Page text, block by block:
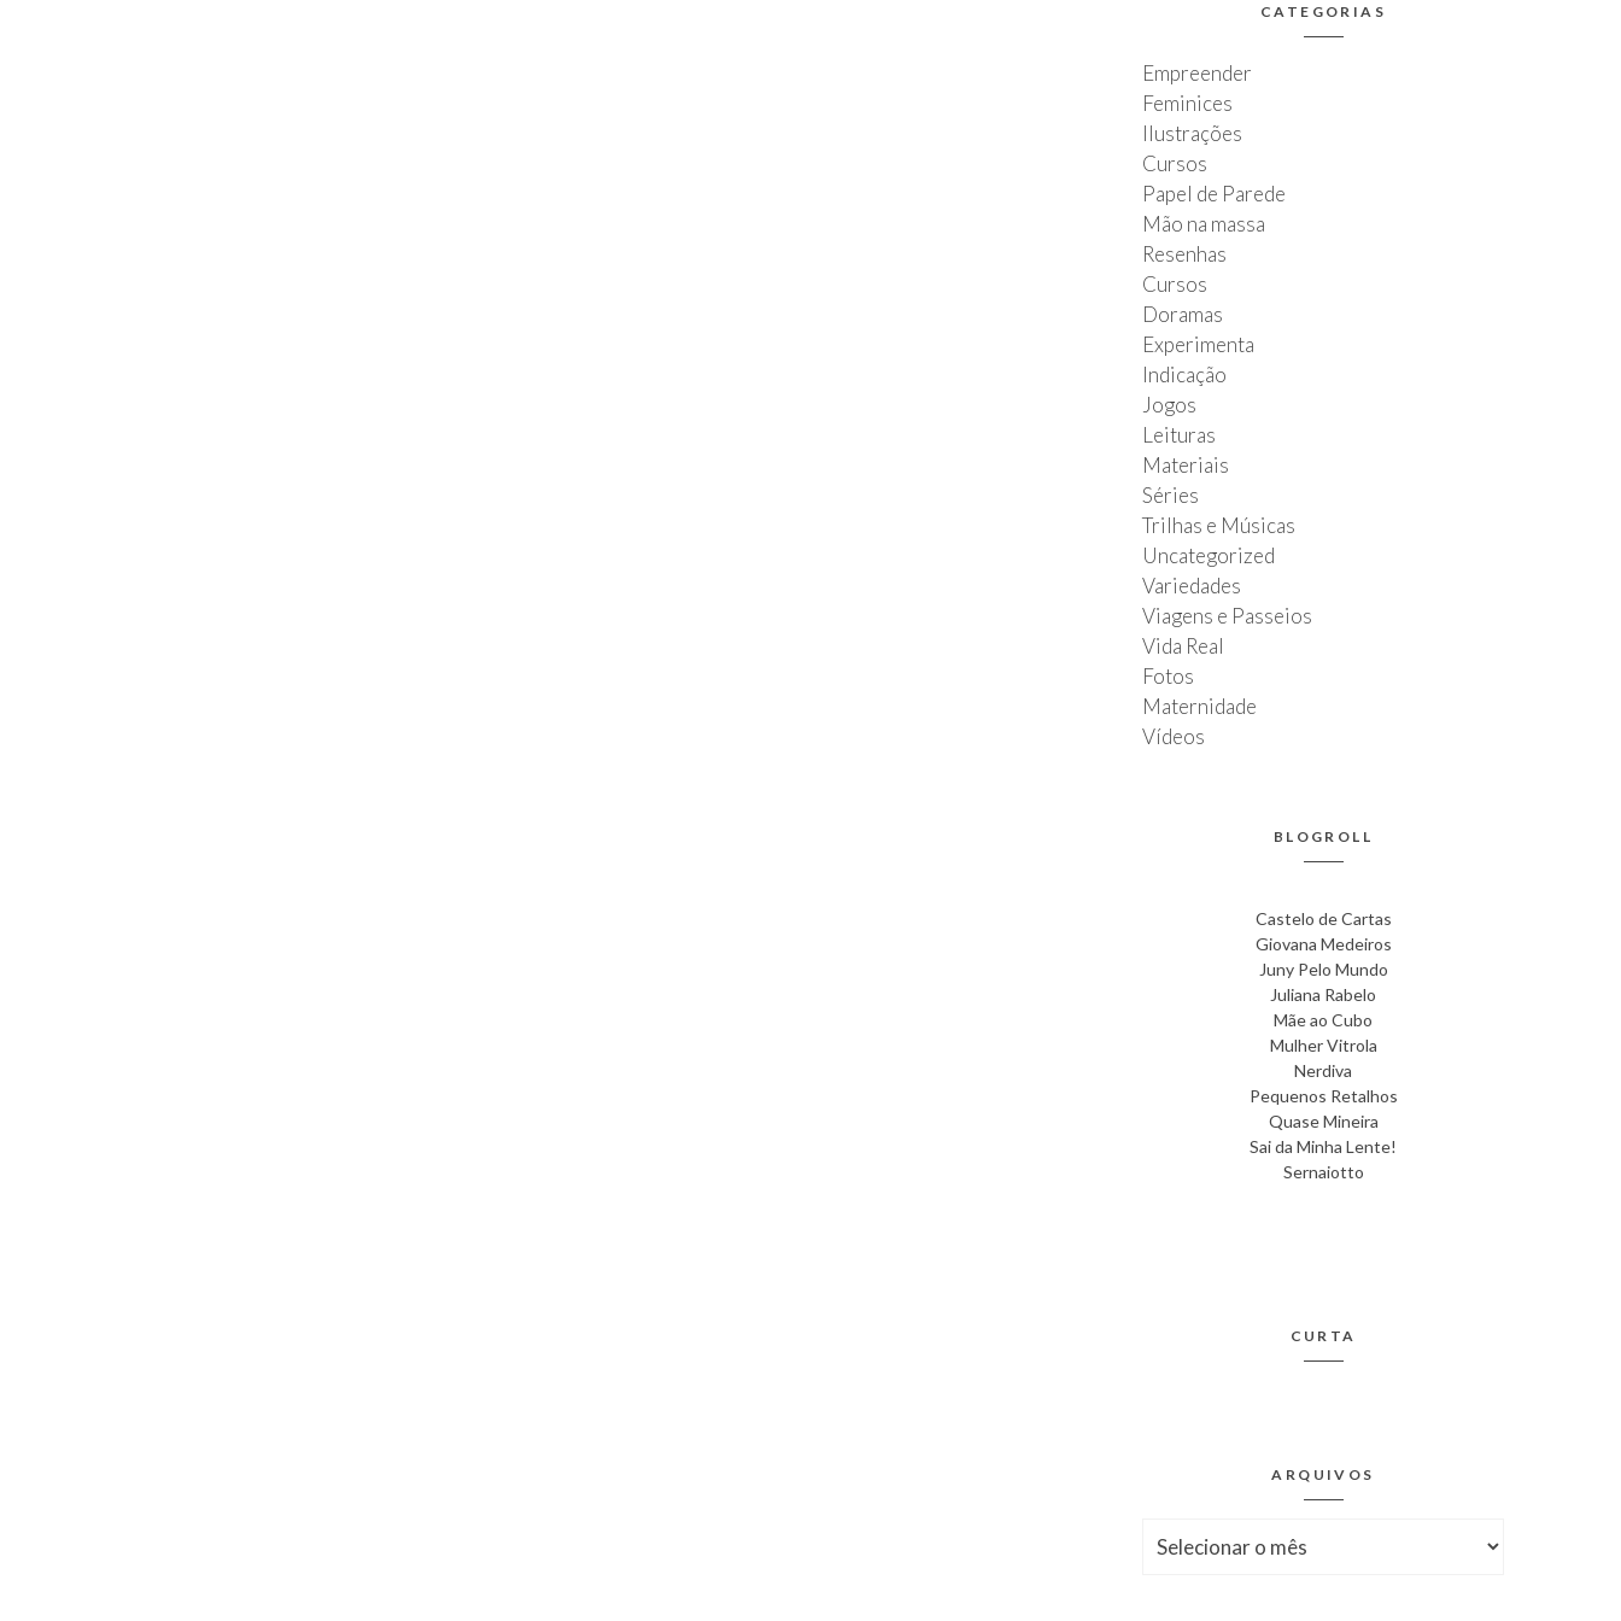
CATEGORIAS
Empreender
Feminices
Ilustrações
Cursos
Papel de Parede
Mão na massa
Resenhas
Cursos
Doramas
Experimenta
Indicação
Jogos
Leituras
Materiais
Séries
Trilhas e Músicas
Uncategorized
Variedades
Viagens e Passeios
Vida Real
Fotos
Maternidade
Vídeos
BLOGROLL
Castelo de Cartas
Giovana Medeiros
Juny Pelo Mundo
Juliana Rabelo
Mãe ao Cubo
Mulher Vitrola
Nerdiva
Pequenos Retalhos
Quase Mineira
Sai da Minha Lente!
Sernaiotto
CURTA
ARQUIVOS
Arquivos